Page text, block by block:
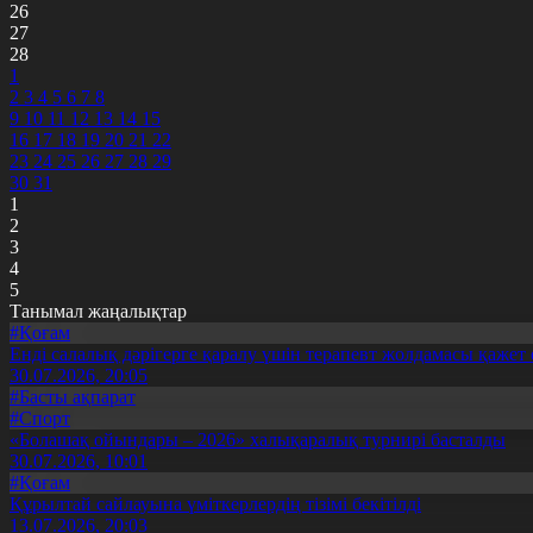
26
27
28
1
2 3 4 5 6 7 8
9 10 11 12 13 14 15
16 17 18 19 20 21 22
23 24 25 26 27 28 29
30 31
1
2
3
4
5
Танымал жаңалықтар
#Қоғам
Енді салалық дәрігерге қаралу үшін терапевт жолдамасы қажет
30.07.2026, 20:05
#Басты ақпарат
#Спорт
«Болашақ ойындары – 2026» халықаралық турнирі басталды
30.07.2026, 10:01
#Қоғам
Құрылтай сайлауына үміткерлердің тізімі бекітілді
13.07.2026, 20:03